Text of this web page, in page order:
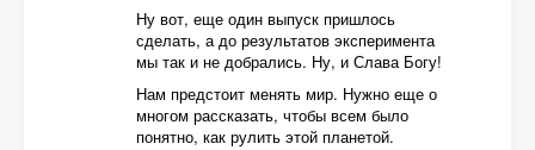
Ну вот, еще один выпуск пришлось
сделать, а до результатов эксперимента
мы так и не добрались. Ну, и Слава Богу!
Нам предстоит менять мир. Нужно еще о
многом рассказать, чтобы всем было
понятно, как рулить этой планетой.